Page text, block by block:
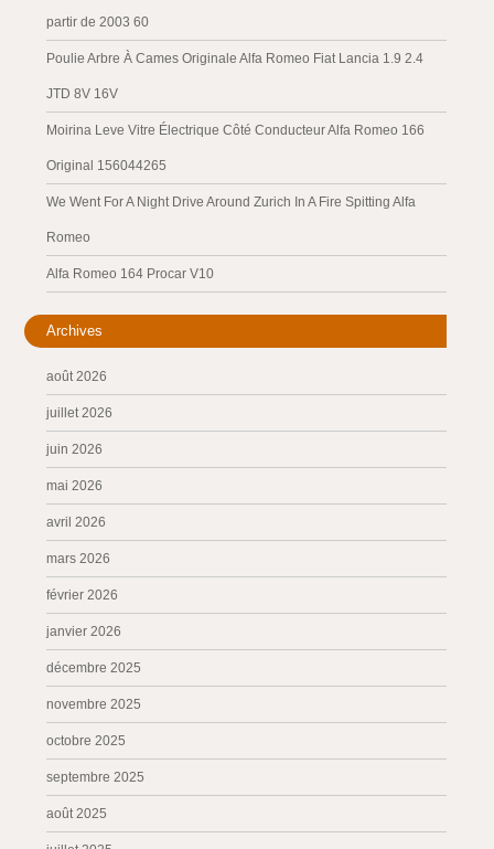
partir de 2003 60
Poulie Arbre À Cames Originale Alfa Romeo Fiat Lancia 1.9 2.4
JTD 8V 16V
Moirina Leve Vitre Électrique Côté Conducteur Alfa Romeo 166
Original 156044265
We Went For A Night Drive Around Zurich In A Fire Spitting Alfa
Romeo
Alfa Romeo 164 Procar V10
Archives
août 2026
juillet 2026
juin 2026
mai 2026
avril 2026
mars 2026
février 2026
janvier 2026
décembre 2025
novembre 2025
octobre 2025
septembre 2025
août 2025